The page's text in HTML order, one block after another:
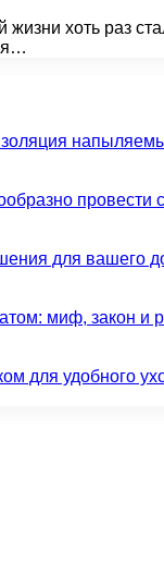
жизни хоть раз
провести
для вашего
миф, закон и
для удобного